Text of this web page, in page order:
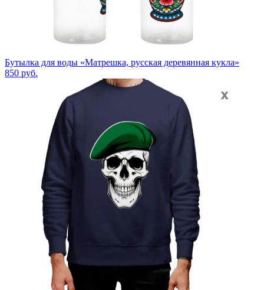
Бутылка для воды «Матрешка, русская деревянная кукла»
850 руб.